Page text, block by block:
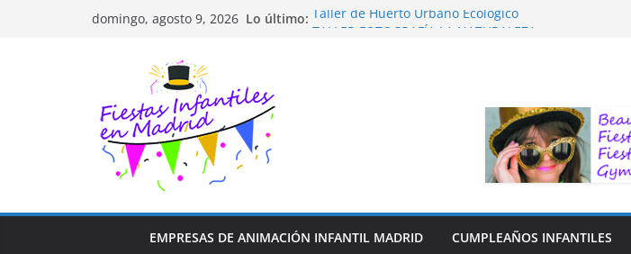
domingo, agosto 9, 2026 Lo último: Taller de Huerto Urbano Ecológico
EMPRESAS DE ANIMACIÓN INFANTIL MADRID CUMPLEAÑOS INFANTILES